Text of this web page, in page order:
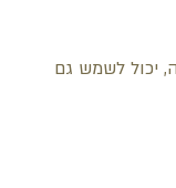
יכול לשמש גם